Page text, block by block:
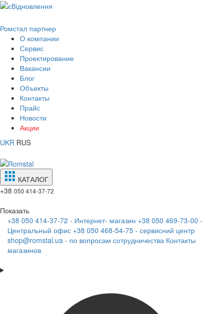
Ромстал партнер
О компании
Сервис
Проектирование
Вакансии
Блог
Объекты
Контакты
Прайс
Новости
Акции
UKR RUS
КАТАЛОГ
+38 050 414-37-72
Показать
+38 050 414-37-72 - Интернет- магазин +38 050 469-73-00 -
Центральный офис +38 050 468-54-75 - сервисний центр
shop@romstal.ua - по вопросам сотрудничества Контакты
магазинов